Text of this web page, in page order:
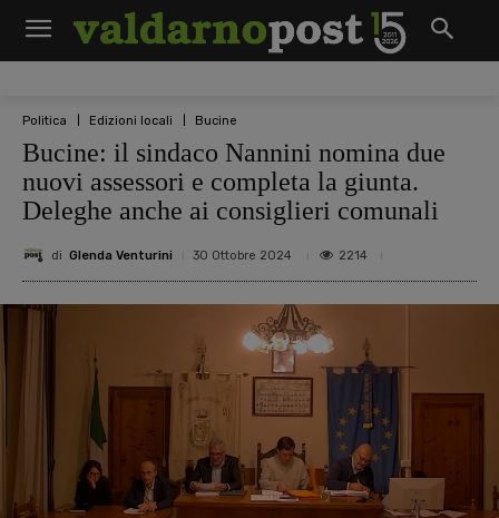
Politica Edizioni locali Bucine
Bucine: il sindaco Nannini nomina due
nuovi assessori e completa la giunta.
Deleghe anche ai consiglieri comunali
di Glenda Venturini 30 Ottobre 2024 2214